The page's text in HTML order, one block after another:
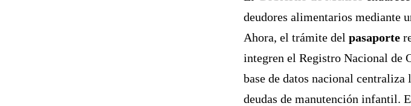
deudores alimentarios mediante
Ahora, el trámite delpasaporte
integren el Registro Nacional de
base de datos nacional
deudas de manutención infantil.